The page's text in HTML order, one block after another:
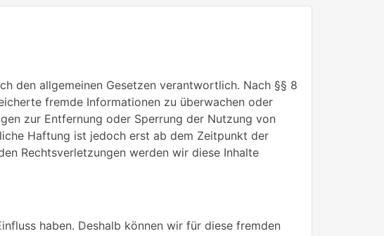
den allgemeinen Gesetzen verantwortlich. Nach §§ 8
fremde Informationen zu überwachen oder
zur Entfernung oder Sperrung der Nutzung von
Haftung ist jedoch erst ab dem Zeitpunkt der
Rechtsverletzungen werden wir diese Inhalte
haben. Deshalb können wir für diese fremden